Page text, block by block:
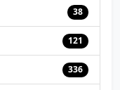
38
121
336